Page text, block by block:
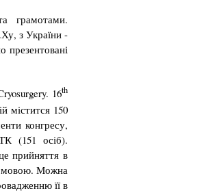
грамотами.
з України -
16th
містится 150
конгресу,
(151 осіб).
прийняття в
мовою. Можна
її в